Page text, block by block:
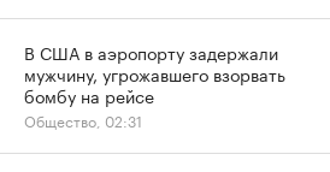
В США в аэропорту задержали
мужчину, угрожавшего взорвать
бомбу на рейсе
Общество, 02:31